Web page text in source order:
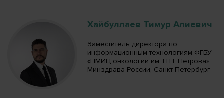
Хайбуллаев Тимур Алиевич
Заместитель директора по
информационным технологиям ФГБУ
«НМИЦ онкологии им. Н.Н. Петрова»
Минздрава России, Санкт-Петербург